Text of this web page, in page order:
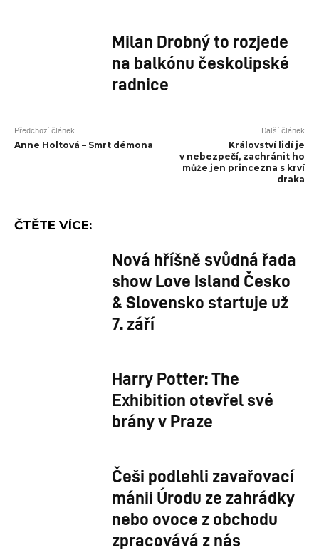
Milan Drobný to rozjede
na balkónu českolipské
radnice
Předchozí článek
Anne Holtová – Smrt démona
Další článek
Království lidí je
v nebezpečí, zachránit ho
může jen princezna s krví
draka
ČTĚTE VÍCE:
Nová hříšně svůdná řada
show Love Island Česko
& Slovensko startuje už
7. září
Harry Potter: The
Exhibition otevřel své
brány v Praze
Češi podlehli zavařovací
mánii Úrodu ze zahrádky
nebo ovoce z obchodu
zpracovává z nás